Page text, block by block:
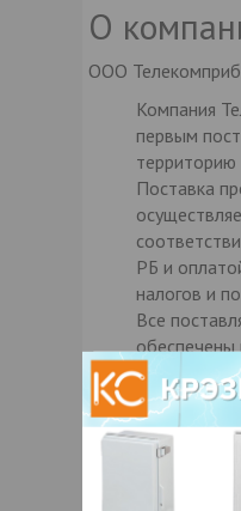
О
ООО
Компания
первым
территорию
Поставка
РБ и
налогов и
Все
чем 10